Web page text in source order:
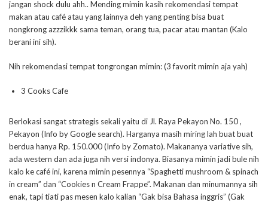
jangan shock dulu ahh.. Mending mimin kasih rekomendasi tempat
makan atau café atau yang lainnya deh yang penting bisa buat
nongkrong azzzikkk sama teman, orang tua, pacar atau mantan (Kalo
berani ini sih).
Nih rekomendasi tempat tongrongan mimin: (3 favorit mimin aja yah)
3 Cooks Cafe
Berlokasi sangat strategis sekali yaitu di Jl. Raya Pekayon No. 150 ,
Pekayon (Info by Google search). Harganya masih miring lah buat buat
berdua hanya Rp. 150.000 (Info by Zomato). Makananya variative sih,
ada western dan ada juga nih versi indonya. Biasanya mimin jadi bule nih
kalo ke café ini, karena mimin pesennya “Spaghetti mushroom & spinach
in cream” dan “Cookies n Cream Frappe”. Makanan dan minumannya sih
enak, tapi tiati pas mesen kalo kalian “Gak bisa Bahasa inggris” (Gak